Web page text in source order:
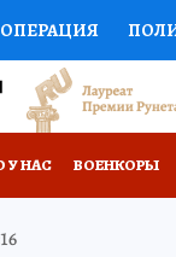
СПОРТ
У НАС ВОЕНКОРЫ